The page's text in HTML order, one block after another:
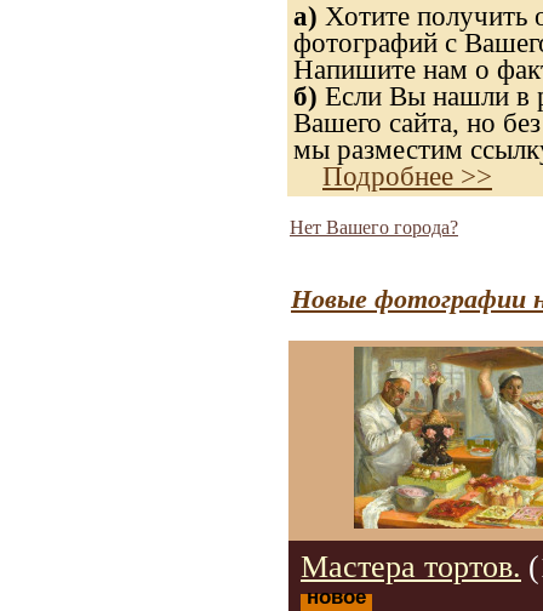
а) Хотите получить
фотографий с
Напишите нам о
б) Если Вы нашли в
Вашего сайта, но
мы разместим
Подробнее >>
Нет Вашего города?
Новые фотографии
Мастера тортов.
новое